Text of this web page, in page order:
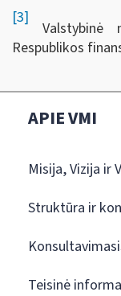
[3]
Valstybinė
Respublikos
APIE VMI
Misija, Vizija ir
Struktūra ir
Teisinė